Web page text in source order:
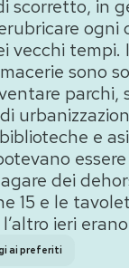
Storie/Idee
Ok Boomer!
Media
Europa
Altrecose
Mondiali calcio 2026
scorretto, in
ogni
vecchi tempi.
sono
parchi,
e
dei
15 e le
ieri
ai preferiti